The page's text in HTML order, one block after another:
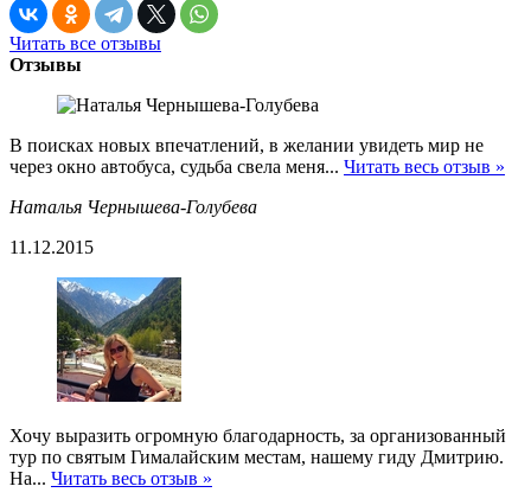
Читать все отзывы
Отзывы
В поисках новых впечатлений, в желании увидеть мир не
через окно автобуса, судьба свела меня... Читать весь отзыв »
Наталья Чернышева-Голубева
11.12.2015
Хочу выразить огромную благодарность, за организованный
тур по святым Гималайским местам, нашему гиду Дмитрию.
На... Читать весь отзыв »